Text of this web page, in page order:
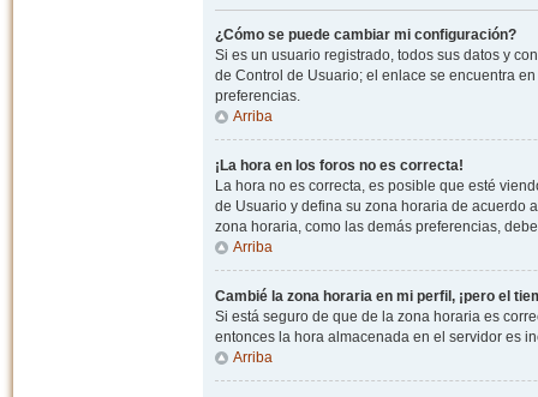
¿Cómo se puede cambiar mi configuración?
Si es un usuario registrado, todos sus datos y
de Control de Usuario; el enlace se encuentra
preferencias.
Arriba
¡La hora en los foros no es correcta!
La hora no es correcta, es posible que esté
de Usuario y defina su zona horaria de acuerdo
zona horaria, como las demás preferencias,
Arriba
Cambié la zona horaria en mi perfil, ¡pero el
Si está seguro de que de la zona horaria es
entonces la hora almacenada en el servidor es
Arriba